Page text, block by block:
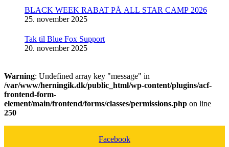
BLACK WEEK RABAT PÅ ALL STAR CAMP 2026
25. november 2025
Tak til Blue Fox Support
20. november 2025
Warning: Undefined array key "message" in
/var/www/herningik.dk/public_html/wp-content/plugins/acf-
frontend-form-
element/main/frontend/forms/classes/permissions.php on line
250
Facebook